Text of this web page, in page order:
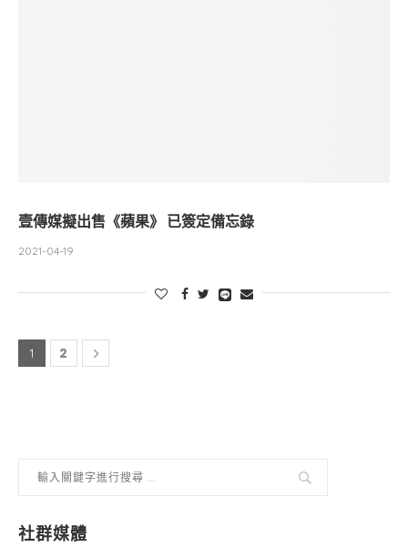
壹傳媒擬出售《蘋果》 已簽定備忘錄
2021-04-19
1 2
社群媒體